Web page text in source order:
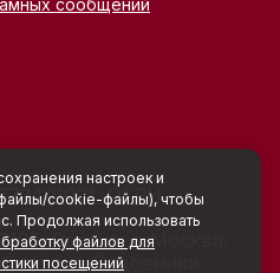
сообщений
ОГРН
Россия, г. Москва,
Садовники
настроек и
cookie-файлы), чтобы
Продолжая использовать
файлов для
посещений